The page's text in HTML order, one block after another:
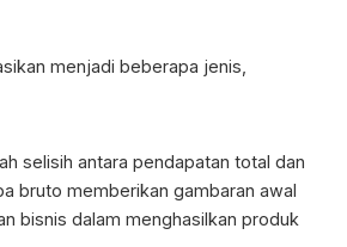
menjadi beberapa jenis,
selisih antara pendapatan total dan
bruto memberikan gambaran awal
bisnis dalam menghasilkan produk